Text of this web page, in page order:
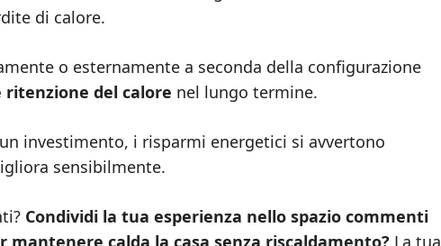
di calore.
o esternamente a seconda della configurazione
ritenzione del calore nel lungo termine.
investimento, i risparmi energetici si avvertono
sensibilmente.
Condividi la tua esperienza nello spazio commenti
calda la casa senza riscaldamento? La tua